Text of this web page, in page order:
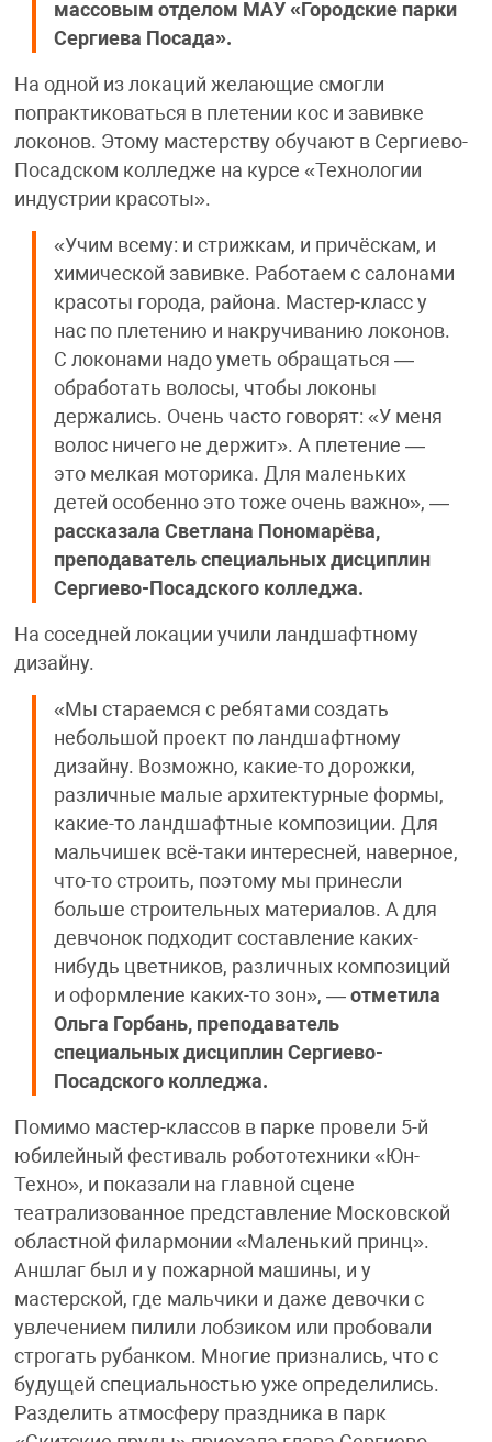
массовым отделом МАУ «Городские парки
Сергиева Посада».
На одной из локаций желающие смогли
попрактиковаться в плетении кос и завивке
локонов. Этому мастерству обучают в Сергиево-
Посадском колледже на курсе «Технологии
индустрии красоты».
«Учим всему: и стрижкам, и причёскам, и
химической завивке. Работаем с салонами
красоты города, района. Мастер-класс у
нас по плетению и накручиванию локонов.
С локонами надо уметь обращаться —
обработать волосы, чтобы локоны
держались. Очень часто говорят: «У меня
волос ничего не держит». А плетение —
это мелкая моторика. Для маленьких
детей особенно это тоже очень важно», —
рассказала Светлана Пономарёва,
преподаватель специальных дисциплин
Сергиево-Посадского колледжа.
На соседней локации учили ландшафтному
дизайну.
«Мы стараемся с ребятами создать
небольшой проект по ландшафтному
дизайну. Возможно, какие-то дорожки,
различные малые архитектурные формы,
какие-то ландшафтные композиции. Для
мальчишек всё-таки интересней, наверное,
что-то строить, поэтому мы принесли
больше строительных материалов. А для
девчонок подходит составление каких-
нибудь цветников, различных композиций
и оформление каких-то зон», — отметила
Ольга Горбань, преподаватель
специальных дисциплин Сергиево-
Посадского колледжа.
Помимо мастер-классов в парке провели 5-й
юбилейный фестиваль робототехники «Юн-
Техно», и показали на главной сцене
театрализованное представление Московской
областной филармонии «Маленький принц».
Аншлаг был и у пожарной машины, и у
мастерской, где мальчики и даже девочки с
увлечением пилили лобзиком или пробовали
строгать рубанком. Многие признались, что с
будущей специальностью уже определились.
Разделить атмосферу праздника в парк